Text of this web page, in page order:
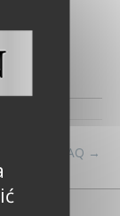
należy
Next FAQ →